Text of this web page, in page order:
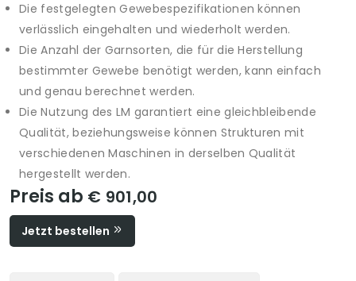
Die festgelegten Gewebespezifikationen können
verlässlich eingehalten und wiederholt werden.
Die Anzahl der Garnsorten, die für die Herstellung
bestimmter Gewebe benötigt werden, kann einfach
und genau berechnet werden.
Die Nutzung des LM garantiert eine gleichbleibende
Qualität, beziehungsweise können Strukturen mit
verschiedenen Maschinen in derselben Qualität
hergestellt werden.
Preis ab € 901,00
Jetzt bestellen